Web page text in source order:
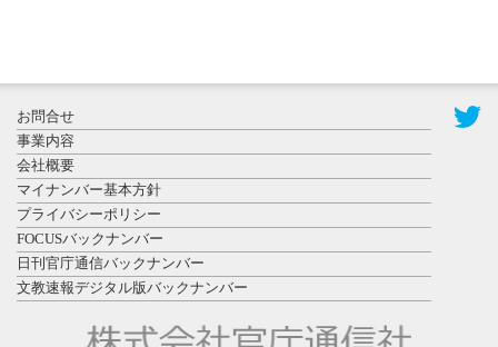
秋田大に設
置されたフ
ォトスポッ
2026年7月31
お問合せ
事業内容
会社概要
マイナンバー基本方針
プライバシーポリシー
FOCUSバックナンバー
日刊官庁通信バックナンバー
文教速報デジタル版バックナンバー